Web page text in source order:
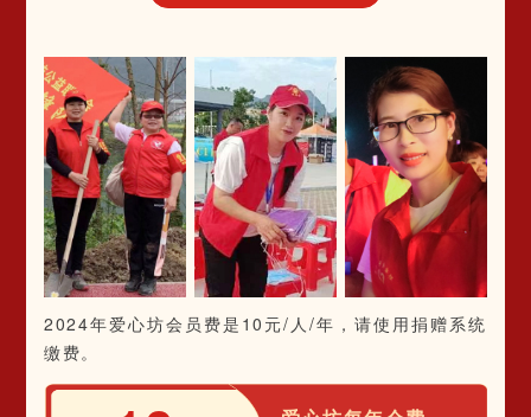
2024年爱心坊会员费是10元/人/年，请使用捐赠系统
缴费。